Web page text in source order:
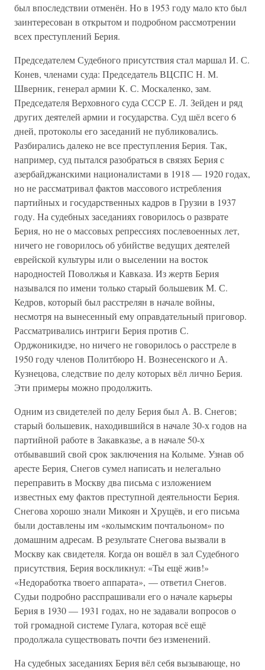
был впоследствии отменён. Но в 1953 году мало кто был
заинтересован в открытом и подробном рассмотрении
всех преступлений Берия.
Председателем Судебного присутствия стал маршал И. С.
Конев, членами суда: Председатель ВЦСПС Н. М.
Шверник, генерал армии К. С. Москаленко, зам.
Председателя Верховного суда СССР Е. Л. Зейден и ряд
других деятелей армии и государства. Суд шёл всего 6
дней, протоколы его заседаний не публиковались.
Разбирались далеко не все преступления Берия. Так,
например, суд пытался разобраться в связях Берия с
азербайджанскими националистами в 1918 — 1920 годах,
но не рассматривал фактов массового истребления
партийных и государственных кадров в Грузии в 1937
году. На судебных заседаниях говорилось о разврате
Берия, но не о массовых репрессиях послевоенных лет,
ничего не говорилось об убийстве ведущих деятелей
еврейской культуры или о выселении на восток
народностей Поволжья и Кавказа. Из жертв Берия
назывался по имени только старый большевик М. С.
Кедров, который был расстрелян в начале войны,
несмотря на вынесенный ему оправдательный приговор.
Рассматривались интриги Берия против С.
Орджоникидзе, но ничего не говорилось о расстреле в
1950 году членов Политбюро Н. Вознесенского и А.
Кузнецова, следствие по делу которых вёл лично Берия.
Эти примеры можно продолжить.
Одним из свидетелей по делу Берия был А. В. Снегов;
старый большевик, находившийся в начале 30-х годов на
партийной работе в Закавказье, а в начале 50-х
отбывавший свой срок заключения на Колыме. Узнав об
аресте Берия, Снегов сумел написать и нелегально
переправить в Москву два письма с изложением
известных ему фактов преступной деятельности Берия.
Снегова хорошо знали Микоян и Хрущёв, и его письма
были доставлены им «колымским почтальоном» по
домашним адресам. В результате Снегова вызвали в
Москву как свидетеля. Когда он вошёл в зал Судебного
присутствия, Берия воскликнул: «Ты ещё жив!»
«Недоработка твоего аппарата», — ответил Снегов.
Судьи подробно расспрашивали его о начале карьеры
Берия в 1930 — 1931 годах, но не задавали вопросов о
той громадной системе Гулага, которая всё ещё
продолжала существовать почти без изменений.
На судебных заседаниях Берия вёл себя вызывающе, но